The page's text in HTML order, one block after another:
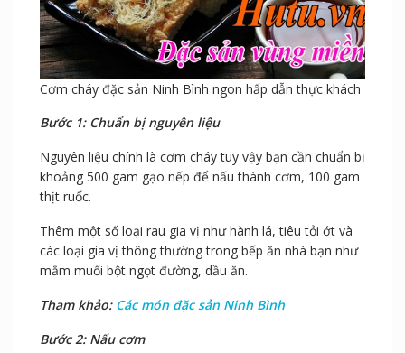
Cơm cháy đặc sản Ninh Bình ngon hấp dẫn thực khách
Bước 1: Chuẩn bị nguyên liệu
Nguyên liệu chính là cơm cháy tuy vậy bạn cần chuẩn bị
khoảng 500 gam gạo nếp để nấu thành cơm, 100 gam
thịt ruốc.
Thêm một số loại rau gia vị như hành lá, tiêu tỏi ớt và
các loại gia vị thông thường trong bếp ăn nhà bạn như
mắm muối bột ngọt đường, dầu ăn.
Tham khảo: Các món đặc sản Ninh Bình
Bước 2: Nấu cơm